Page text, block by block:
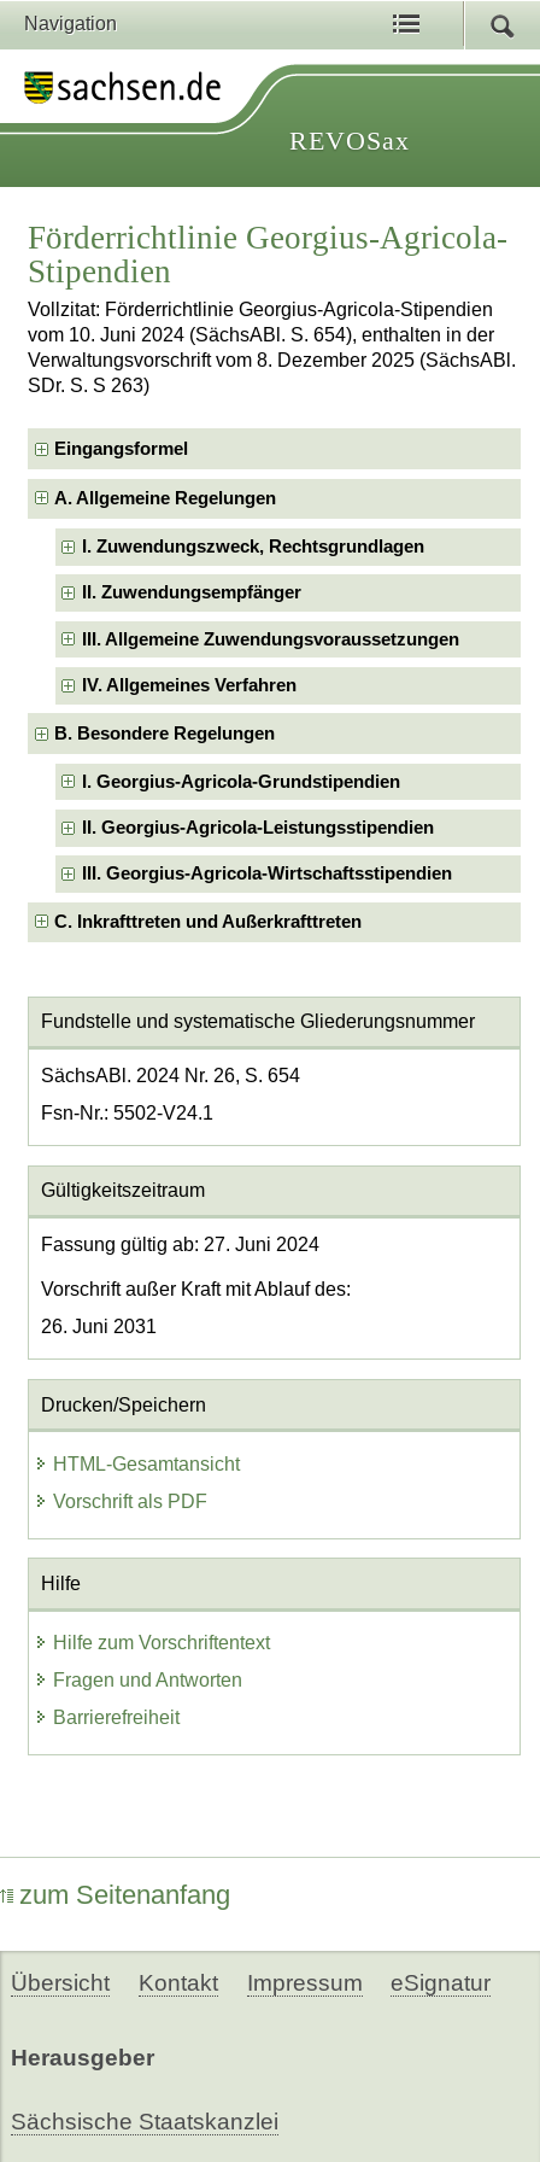
Navigation
REVOSax
Förderrichtlinie Georgius-Agricola-
Stipendien
Vollzitat: Förderrichtlinie Georgius-Agricola-Stipendien
vom 10. Juni 2024 (SächsABl. S. 654), enthalten in der
Verwaltungsvorschrift vom 8. Dezember 2025 (SächsABl.
SDr. S. S 263)
Eingangsformel
A. Allgemeine Regelungen
I. Zuwendungszweck, Rechtsgrundlagen
II. Zuwendungsempfänger
III. Allgemeine Zuwendungsvoraussetzungen
IV. Allgemeines Verfahren
B. Besondere Regelungen
I. Georgius-Agricola-Grundstipendien
II. Georgius-Agricola-Leistungsstipendien
III. Georgius-Agricola-Wirtschaftsstipendien
C. Inkrafttreten und Außerkrafttreten
Fundstelle und systematische Gliederungsnummer
SächsABl. 2024 Nr. 26, S. 654
Fsn-Nr.: 5502-V24.1
Gültigkeitszeitraum
Fassung gültig ab: 27. Juni 2024
Vorschrift außer Kraft mit Ablauf des:
26. Juni 2031
Drucken/Speichern
HTML-Gesamtansicht
Vorschrift als PDF
Hilfe
Hilfe zum Vorschriftentext
Fragen und Antworten
Barrierefreiheit
zum Seitenanfang
Übersicht Kontakt Impressum eSignatur
Herausgeber
Sächsische Staatskanzlei